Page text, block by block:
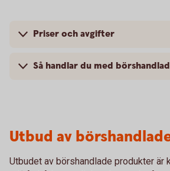
Priser och avgifter
Så handlar du med
Utbud av
Utbudet av börshandlade produkter är